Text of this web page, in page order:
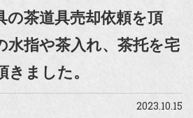
の茶道具売却依頼を頂
水指や茶入れ、茶托を宅
きました。
2023.10.15